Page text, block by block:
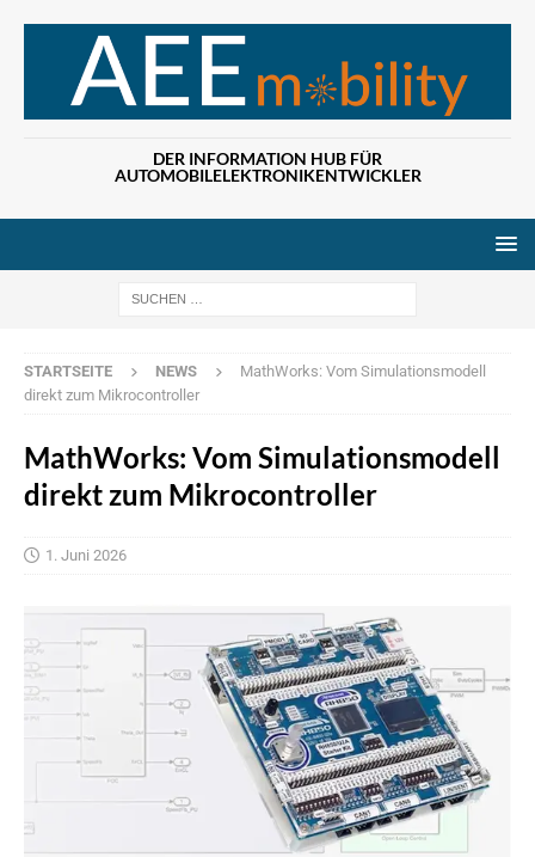
DER INFORMATION HUB FÜR
AUTOMOBILELEKTRONIKENTWICKLER
STARTSEITE NEWS
MathWorks: Vom Simulationsmodell
direkt zum Mikrocontroller
MathWorks: Vom Simulationsmodell
direkt zum Mikrocontroller
1. Juni 2026